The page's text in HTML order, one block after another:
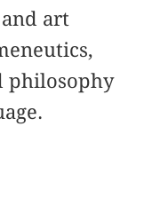
art
philosophy